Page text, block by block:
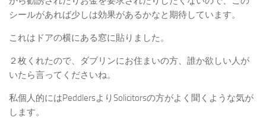
シールがあれば少しは効果があるかなと期待しています。
これはドアの横にある窓に貼りました。
２枚くれたので、ダブリンにお住まいの方、誰か欲しい人が
いたら言ってくださいね。
私個人的にはPeddlersよりSolicitorsの方がよく聞くような気が
します。